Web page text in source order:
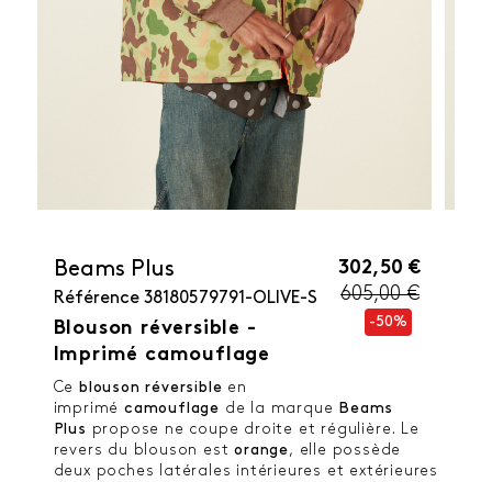
Beams Plus
Référence 38180579791-OLIVE-S
Blouson réversible -
Imprimé camouflage
302,50 €
605,00 €
-50%
Ce blouson réversible en
imprimé camouflage de la marque Beams
Plus propose ne coupe droite et régulière. Le
revers du blouson est orange, elle possède
deux poches latérales intérieures et extérieures